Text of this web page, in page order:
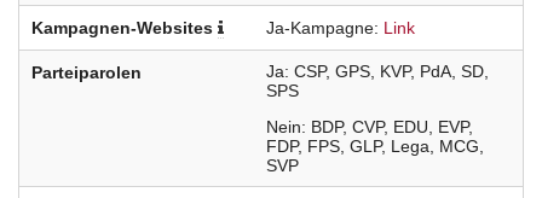
Kampagnen-Websites Ja-Kampagne Link
Parteiparolen Ja CSP GPS KVP PdA SD
SPS
Nein
BDP CVP EDU
EVP
FDP FPS GLP Lega
MCG
SVP